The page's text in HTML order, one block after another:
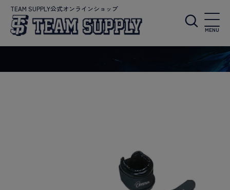
TEAM SUPPLY公式オンラインショップ
MENU